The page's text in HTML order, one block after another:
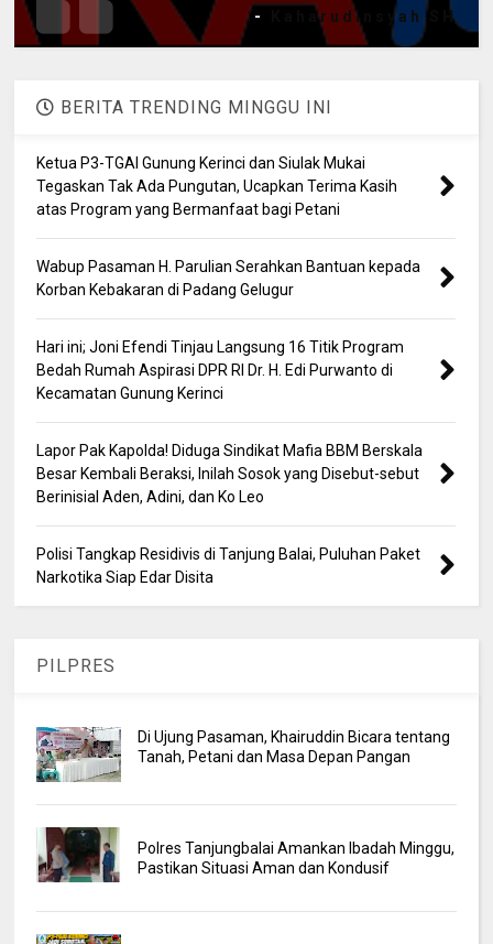
- Kaharudinsyah SH
BERITA TRENDING MINGGU INI
Ketua P3-TGAI Gunung Kerinci dan Siulak Mukai
Tegaskan Tak Ada Pungutan, Ucapkan Terima Kasih
atas Program yang Bermanfaat bagi Petani
Wabup Pasaman H. Parulian Serahkan Bantuan kepada
Korban Kebakaran di Padang Gelugur
Hari ini; Joni Efendi Tinjau Langsung 16 Titik Program
Bedah Rumah Aspirasi DPR RI Dr. H. Edi Purwanto di
Kecamatan Gunung Kerinci
Lapor Pak Kapolda! Diduga Sindikat Mafia BBM Berskala
Besar Kembali Beraksi, Inilah Sosok yang Disebut-sebut
Berinisial Aden, Adini, dan Ko Leo
Polisi Tangkap Residivis di Tanjung Balai, Puluhan Paket
Narkotika Siap Edar Disita
PILPRES
Di Ujung Pasaman, Khairuddin Bicara tentang
Tanah, Petani dan Masa Depan Pangan
Polres Tanjungbalai Amankan Ibadah Minggu,
Pastikan Situasi Aman dan Kondusif